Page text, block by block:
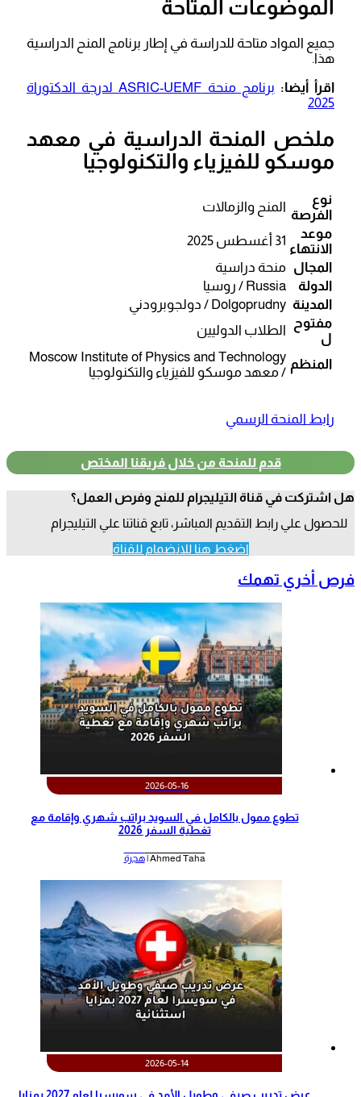
الموضوعات المتاحة
جميع المواد متاحة للدراسة في إطار برنامج المنح الدراسية
هذا.
اقرأ أيضا:
برنامج منحة ASRIC-UEMF لدرجة الدكتوراة
2025
ملخص المنحة الدراسية في معهد
موسكو للفيزياء والتكنولوجيا
نوع
الفرصة
المنح والزمالات
موعد
الانتهاء
31 أغسطس 2025
المجال منحة دراسية
الدولة
Russia / روسيا
المدينة Dolgoprudny / دولجوبرودني
مفتوح
ل
الطلاب الدوليين
المنظم Moscow Institute of Physics and Technology
/ معهد موسكو للفيزياء والتكنولوجيا
رابط المنحة الرسمي
قدم للمنحة من خلال فريقنا المختص
هل اشتركت في قناة التيليجرام للمنح وفرص العمل؟
للحصول علي رابط التقديم المباشر، تابع قناتنا علي التيليجرام
اضغط هنا للانضمام للقناة
فرص أخري تهمك
2026-05-16
تطوع ممول بالكامل في السويد براتب شهري وإقامة مع
تغطية السفر 2026
Ahmed Taha | هجرة
2026-05-14